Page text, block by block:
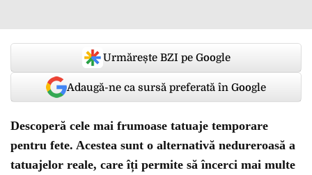
Urmărește BZI pe Google
Adaugă-ne ca sursă preferată în Google
Descoperă cele mai frumoase tatuaje temporare
pentru fete. Acestea sunt o alternativă nedureroasă a
tatuajelor reale, care îți permite să încerci mai multe